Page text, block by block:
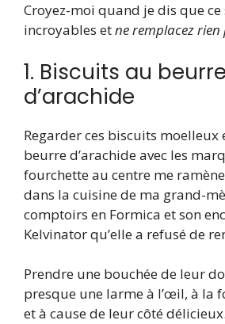
Croyez-moi quand je dis que
incroyables etne remplacez rien
1. Biscuits au beurre
d’arachide
Regarder ces biscuits moelleux
beurre d’arachide avec les
fourchette au centre me
dans la cuisine de ma grand-
comptoirs en Formica et son
Kelvinator qu’elle a refusé de
Prendre une bouchée de leur
presque une larme à l’œil, à la
et à cause de leur côté délicieux.